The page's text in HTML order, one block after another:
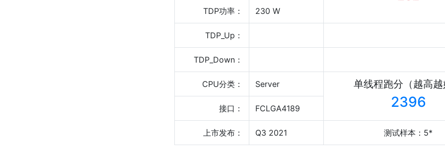
TDP功率： 230 W
TDP_Up：
TDP_Down：
CPU分类： Server 单线程跑分（越高
2396
接口： FCLGA4189
上市发布： Q3 2021 测试样本：5*